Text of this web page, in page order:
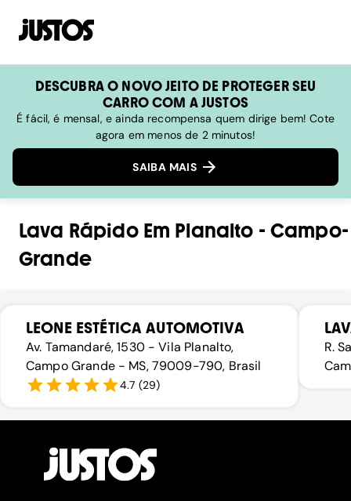
DESCUBRA O NOVO JEITO DE PROTEGER SEU
CARRO COM A JUSTOS
É fácil, é mensal, e ainda recompensa quem dirige bem! Cote
agora em menos de 2 minutos!
SAIBA MAIS
Lava RápidoEm Planalto - Campo-
Grande
LEONE ESTÉTICA AUTOMOTIVA
Av. Tamandaré, 1530 - Vila Planalto,
Campo Grande - MS, 79009-790, Brasil
4.7 (29)
R.